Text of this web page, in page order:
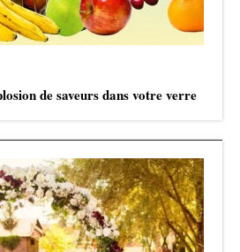
de saveurs dans votre verre